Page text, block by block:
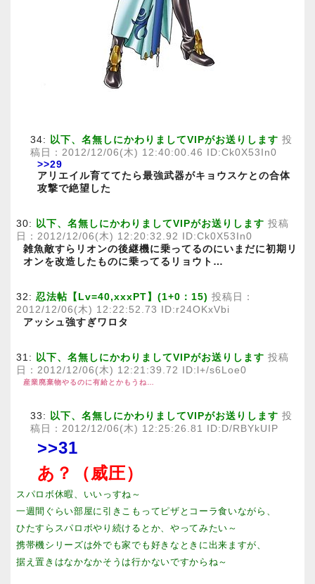
34: 以下、名無しにかわりましてVIPがお送りします 投
稿日：2012/12/06(木) 12:40:00.46 ID:Ck0X53In0
>>29
アリエイル育ててたら最強武器がキョウスケとの合体
攻撃で絶望した
30: 以下、名無しにかわりましてVIPがお送りします 投稿
日：2012/12/06(木) 12:20:32.92 ID:Ck0X53In0
雑魚敵すらリオンの後継機に乗ってるのにいまだに初期リ
オンを改造したものに乗ってるリョウト…
32: 忍法帖【Lv=40,xxxPT】(1+0：15) 投稿日：
2012/12/06(木) 12:22:52.73 ID:r24OKxVbi
アッシュ強すぎワロタ
31: 以下、名無しにかわりましてVIPがお送りします 投稿
日：2012/12/06(木) 12:21:39.72 ID:l+/s6Loe0
産業廃棄物やるのに有給とかもうね…
33: 以下、名無しにかわりましてVIPがお送りします 投
稿日：2012/12/06(木) 12:25:26.81 ID:D/RBYkUIP
>>31
あ？（威圧）
スパロボ休暇、いいっすね～
一週間ぐらい部屋に引きこもってピザとコーラ食いながら、
ひたすらスパロボやり続けるとか、やってみたい～
携帯機シリーズは外でも家でも好きなときに出来ますが、
据え置きはなかなかそうは行かないですからね～